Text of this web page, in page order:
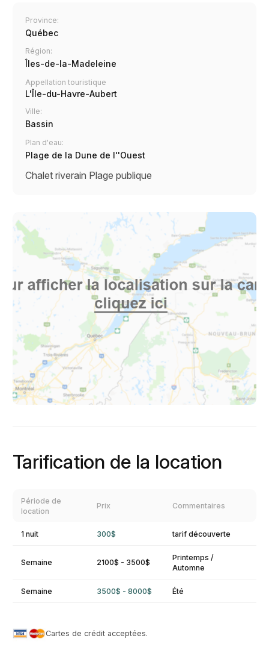
Province:
Québec
Région:
Îles-de-la-Madeleine
Appellation touristique
L'Île-du-Havre-Aubert
Ville:
Bassin
Plan d'eau:
Plage de la Dune de l''Ouest
Chalet riverain Plage publique
Tarification de la location
Période de
location
Prix Commentaires
1 nuit 300$ tarif découverte
Semaine 2100$ - 3500$
Printemps /
Automne
Semaine 3500$ - 8000$ Été
Cartes de crédit acceptées.